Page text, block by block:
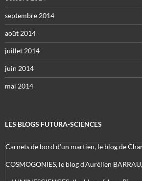
septembre 2014
août 2014
juillet 2014
juin 2014
mai 2014
LES BLOGS FUTURA-SCIENCES
Carnets de bord d’un martien, le blog de
COSMOGONIES, le blog d'Aurélien